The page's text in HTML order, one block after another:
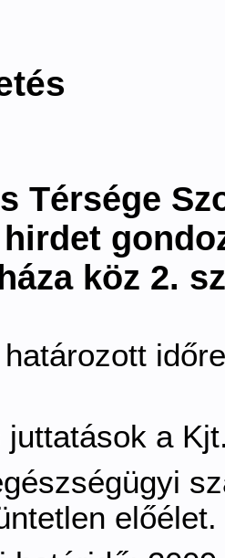
Térsége
köz 2.
juttatások a
előélet.